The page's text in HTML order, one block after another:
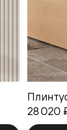
28 020